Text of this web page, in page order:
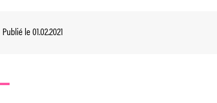
Publié le 01.02.2021